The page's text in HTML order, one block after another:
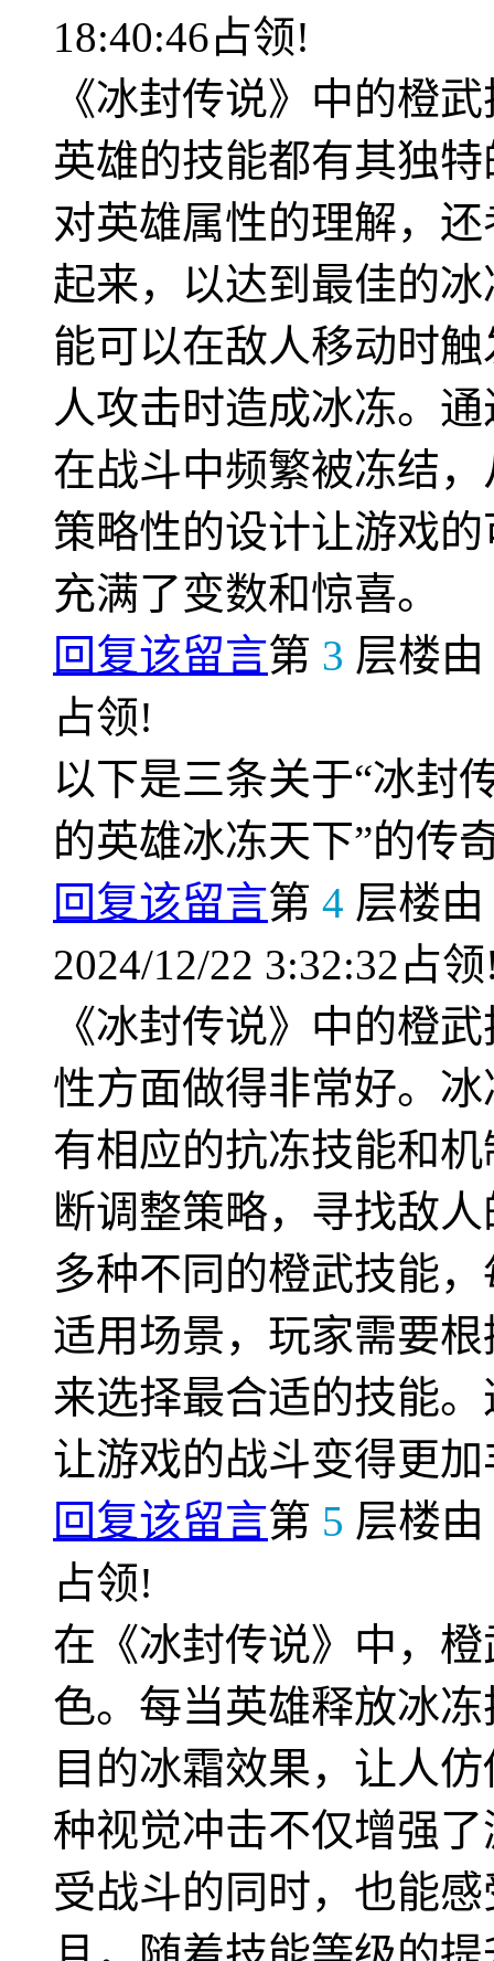
18:40:46占领!
《冰封传说》中的橙
英雄的技能都有其独
对英雄属性的理解，
起来，以达到最佳的
能可以在敌人移动时
人攻击时造成冰冻。
在战斗中频繁被冻结
策略性的设计让游戏
充满了变数和惊喜。
回复该留言第 3 层楼由
占领!
以下是三条关于“冰封
的英雄冰冻天下”的传
回复该留言第 4 层楼由
2024/12/22 3:32:32占
《冰封传说》中的橙
性方面做得非常好。
有相应的抗冻技能和
断调整策略，寻找敌
多种不同的橙武技能
适用场景，玩家需要
来选择最合适的技能
让游戏的战斗变得更
回复该留言第 5 层楼由
占领!
在《冰封传说》中，
色。每当英雄释放冰
目的冰霜效果，让人
种视觉冲击不仅增强
受战斗的同时，也能